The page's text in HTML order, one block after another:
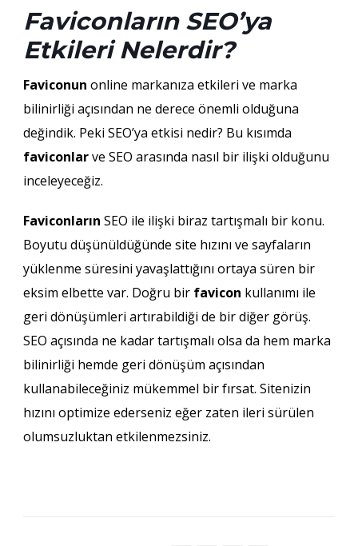
Faviconların SEO’ya
Etkileri Nelerdir?
Faviconun online markanıza etkileri ve marka
bilinirliği açısından ne derece önemli olduğuna
değindik. Peki SEO’ya etkisi nedir? Bu kısımda
faviconlarve SEO arasında nasıl bir ilişki olduğunu
inceleyeceğiz.
Faviconların SEO ile ilişki biraz tartışmalı bir konu.
Boyutu düşünüldüğünde site hızını ve sayfaların
yüklenme süresini yavaşlattığını ortaya süren bir
eksim elbette var. Doğru bir favicon kullanımı ile
geri dönüşümleri artırabildiği de bir diğer görüş.
SEO açısında ne kadar tartışmalı olsa da hem marka
bilinirliği hemde geri dönüşüm açısından
kullanabileceğiniz mükemmel bir fırsat. Sitenizin
hızını optimize ederseniz eğer zaten ileri sürülen
olumsuzluktan etkilenmezsiniz.